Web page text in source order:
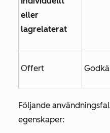
eller
lagrelaterat
Offert
Följande
egenskaper: